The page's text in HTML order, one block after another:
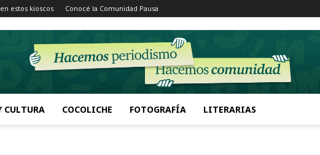
estos kioscos Conocé la Comunidad Pausa
CULTURA COCOLICHE FOTOGRAFÍA LITERARIAS